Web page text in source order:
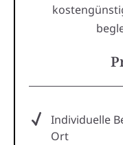
Individuelle
Ort